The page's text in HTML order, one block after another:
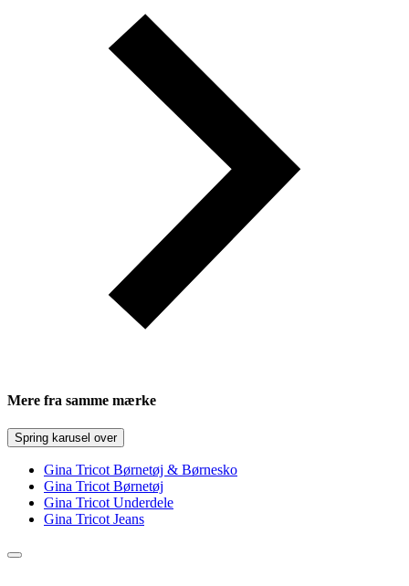
Mere fra samme mærke
Spring karusel over
Gina Tricot Børnetøj & Børnesko
Gina Tricot Børnetøj
Gina Tricot Underdele
Gina Tricot Jeans